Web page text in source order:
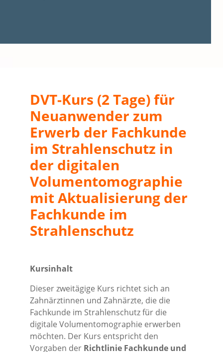
DVT-Kurs (2 Tage) für
Neuanwender zum
Erwerb der Fachkunde
im Strahlenschutz in
der digitalen
Volumentomographie
mit Aktualisierung der
Fachkunde im
Strahlenschutz
Kursinhalt
Dieser zweitägige Kurs richtet sich an
Zahnärztinnen und Zahnärzte, die die
Fachkunde im Strahlenschutz für die
digitale Volumentomographie erwerben
möchten. Der Kurs entspricht den
Vorgaben der Richtlinie Fachkunde und